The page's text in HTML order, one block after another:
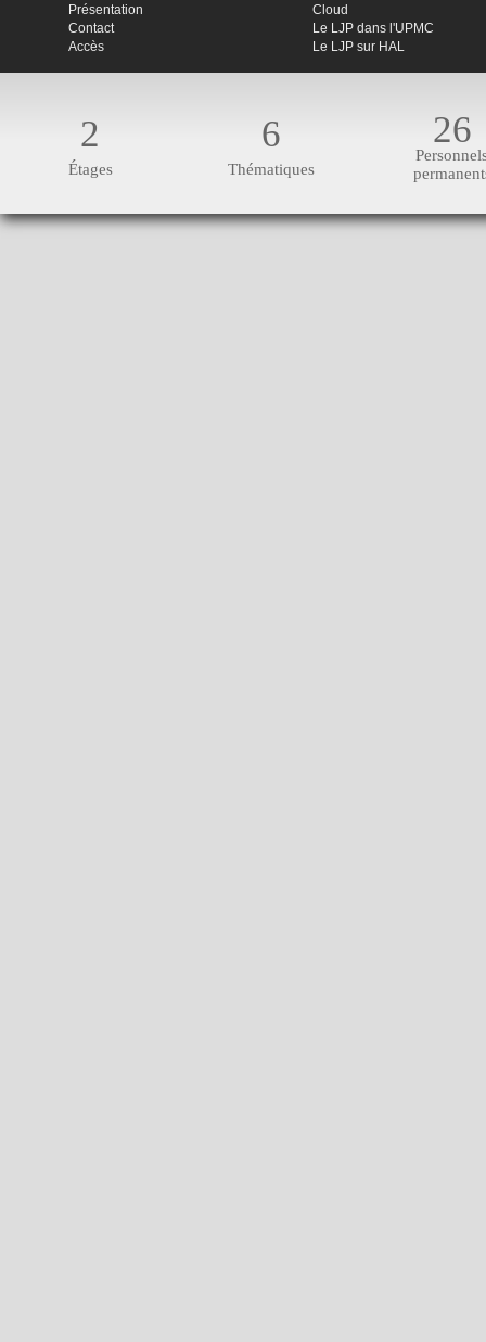
Présentation
Contact
Accès
Cloud
Le LJP dans l'UPMC
Le LJP sur HAL
2
Étages
6
Thématiques
26